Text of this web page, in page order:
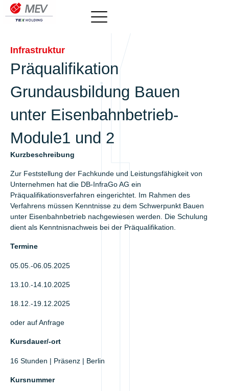
Infrastruktur
Präqualifikation
Grundausbildung Bauen
unter Eisenbahnbetrieb-
Module1 und 2
Kurzbeschreibung
Zur Feststellung der Fachkunde und Leistungsfähigkeit von
Unternehmen hat die DB-InfraGo AG ein
Präqualifikationsverfahren eingerichtet. Im Rahmen des
Verfahrens müssen Kenntnisse zu dem Schwerpunkt Bauen
unter Eisenbahnbetrieb nachgewiesen werden. Die Schulung
dient als Kenntnisnachweis bei der Präqualifikation.
Termine
05.05.-06.05.2025
13.10.-14.10.2025
18.12.-19.12.2025
oder auf Anfrage
Kursdauer/-ort
16 Stunden | Präsenz | Berlin
Kursnummer